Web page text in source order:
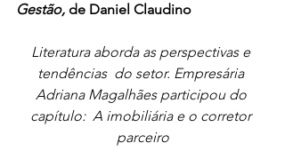
Gestão, de Daniel Claudino
Literatura aborda as perspectivas e
tendências  do setor. Empresária
Adriana Magalhães participou do
capítulo:  A imobiliária e o corretor
parceiro